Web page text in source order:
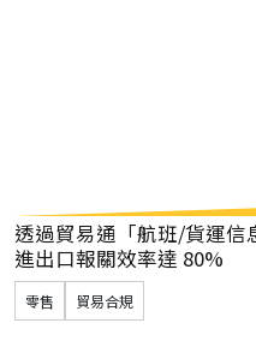
商避免逾期報關罰款